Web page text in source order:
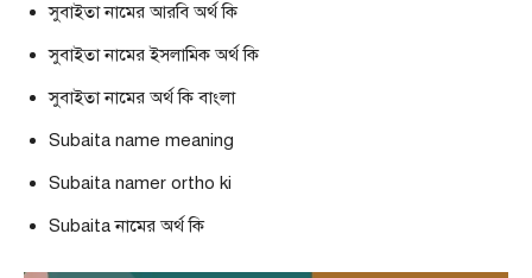
সুবাইতা নামের আরবি অর্থ কি
সুবাইতা নামের ইসলামিক অর্থ কি
সুবাইতা নামের অর্থ কি বাংলা
Subaita name meaning
Subaita namer ortho ki
Subaita নামের অর্থ কি